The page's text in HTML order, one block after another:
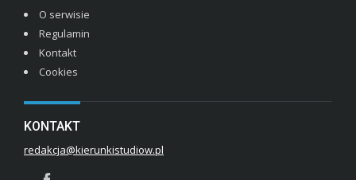
O serwisie
Regulamin
Kontakt
Cookies
KONTAKT
redakcja@kierunkistudiow.pl